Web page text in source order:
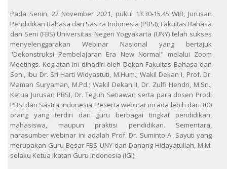
Pada Senin, 22 November 2021, pukul 13.30-15.45 WIB, Jurusan
Pendidikan Bahasa dan Sastra Indonesia (PBSI), Fakultas Bahasa
dan Seni (FBS) Universitas Negeri Yogyakarta (UNY) telah sukses
menyelenggarakan Webinar Nasional yang bertajuk
"Dekonstruksi Pembelajaran Era New Normal" melalui Zoom
Meetings. Kegiatan ini dihadiri oleh Dekan Fakultas Bahasa dan
Seni, Ibu Dr. Sri Harti Widyastuti, M.Hum.; Wakil Dekan I, Prof. Dr.
Maman Suryaman, M.Pd.; Wakil Dekan II, Dr. Zulfi Hendri, M.Sn.;
Ketua Jurusan PBSI, Dr. Teguh Setiawan serta para dosen Prodi
PBSI dan Sastra Indonesia. Peserta webinar ini ada lebih dari 300
orang yang terdiri dari guru berbagai tingkat pendidikan,
mahasiswa, maupun praktisi pendidikan. Sementara,
narasumber webinar ini adalah Prof. Dr. Suminto A. Sayuti yang
merupakan Guru Besar FBS UNY dan Danang Hidayatullah, M.M.
selaku Ketua Ikatan Guru Indonesia (IGI).